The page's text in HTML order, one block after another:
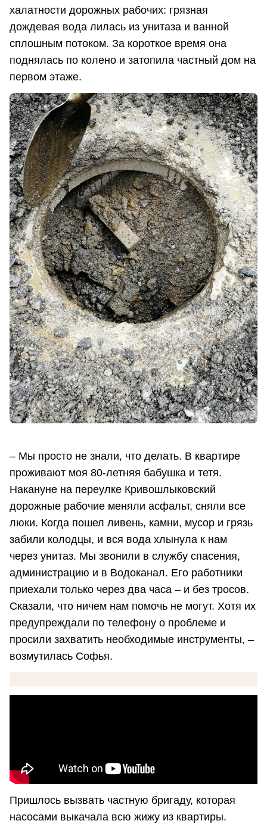
халатности дорожных рабочих: грязная
дождевая вода лилась из унитаза и ванной
сплошным потоком. За короткое время она
поднялась по колено и затопила частный дом на
первом этаже.
– Мы просто не знали, что делать. В квартире
проживают моя 80-летняя бабушка и тетя.
Накануне на переулке Кривошлыковский
дорожные рабочие меняли асфальт, сняли все
люки. Когда пошел ливень, камни, мусор и грязь
забили колодцы, и вся вода хлынула к нам
через унитаз. Мы звонили в службу спасения,
администрацию и в Водоканал. Его работники
приехали только через два часа – и без тросов.
Сказали, что ничем нам помочь не могут. Хотя их
предупреждали по телефону о проблеме и
просили захватить необходимые инструменты, –
возмутилась Софья.
Пришлось вызвать частную бригаду, которая
насосами выкачала всю жижу из квартиры.